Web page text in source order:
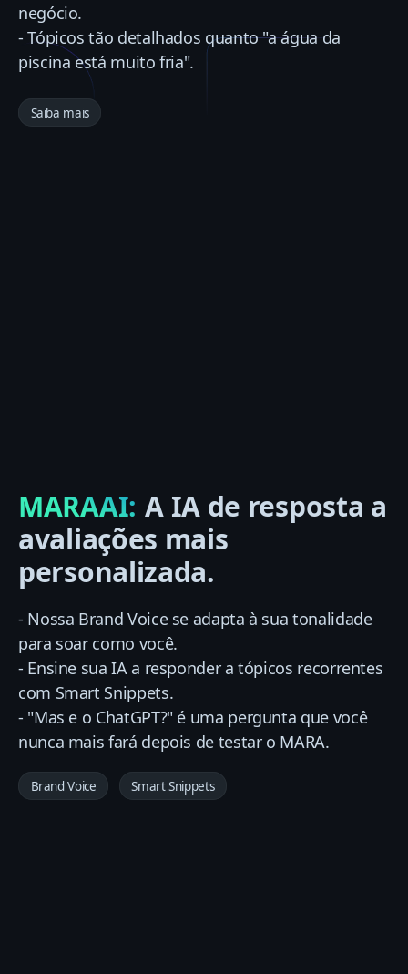
negócio.
- Tópicos tão detalhados quanto "a água da
piscina está muito fria".
Saiba mais
MARAAI: A IA de resposta a
avaliações mais
personalizada.
- Nossa Brand Voice se adapta à sua tonalidade
para soar como você.
- Ensine sua IA a responder a tópicos recorrentes
com Smart Snippets.
- "Mas e o ChatGPT?" é uma pergunta que você
nunca mais fará depois de testar o MARA.
Brand Voice Smart Snippets